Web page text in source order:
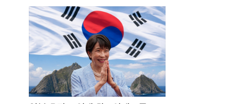
이로 피어오르는 물안개와 함께 몽환적인 대
자연의 생명력을 온몸으로 만끽할 수 있다.
민둥산을 오르는 경로는 체력과 시간대에 따
라 세 가지 선택지가 존재한다. 가장 대중적
인 제1코스는 증산초등학교에서 시작해 가
파른 길과 완만한 길 중 선택할 수 있으며, 제
2코스는 능전마을 주차장을 이용해 한 시간
정도 소요된다. 가장 빠르게 정상에 닿고 싶
다면 제3코스인 발구덕쉼터를 이용하는 것
이 효율적이다. 다만 최단 코스인 만큼 평일